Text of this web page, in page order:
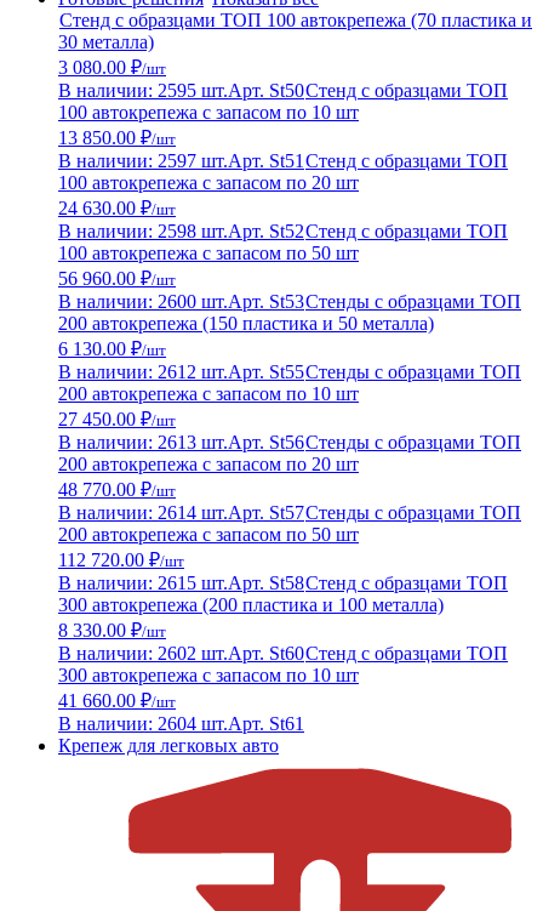
Стенд с образцами ТОП 100 автокрепежа (70 пластика и
30 металла)
3 080.00 ₽/шт
В наличии: 2595 шт.Арт. St50Стенд с образцами ТОП
100 автокрепежа с запасом по 10 шт
13 850.00 ₽/шт
В наличии: 2597 шт.Арт. St51 Стенд с образцами ТОП
100 автокрепежа с запасом по 20 шт
24 630.00 ₽/шт
В наличии: 2598 шт.Арт. St52Стенд с образцами ТОП
100 автокрепежа с запасом по 50 шт
56 960.00 ₽/шт
В наличии: 2600 шт.Арт. St53Стенды с образцами ТОП
200 автокрепежа (150 пластика и 50 металла)
6 130.00 ₽/шт
В наличии: 2612 шт.Арт. St55Стенды с образцами ТОП
200 автокрепежа с запасом по 10 шт
27 450.00 ₽/шт
В наличии: 2613 шт.Арт. St56Стенды с образцами ТОП
200 автокрепежа с запасом по 20 шт
48 770.00 ₽/шт
В наличии: 2614 шт.Арт. St57Стенды с образцами ТОП
200 автокрепежа с запасом по 50 шт
112 720.00 ₽/шт
В наличии: 2615 шт.Арт. St58Стенд с образцами ТОП
300 автокрепежа (200 пластика и 100 металла)
8 330.00 ₽/шт
В наличии: 2602 шт.Арт. St60Стенд с образцами ТОП
300 автокрепежа с запасом по 10 шт
41 660.00 ₽/шт
В наличии: 2604 шт.Арт. St61
Крепеж для легковых авто